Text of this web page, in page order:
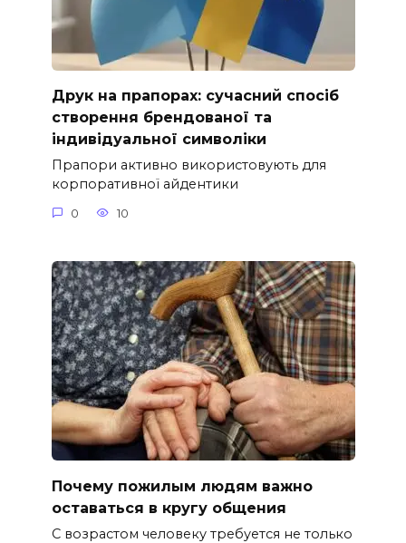
Друк на прапорах: сучасний спосіб
створення брендованої та
індивідуальної символіки
Прапори активно використовують для
корпоративної айдентики
0 10
Почему пожилым людям важно
оставаться в кругу общения
С возрастом человеку требуется не только